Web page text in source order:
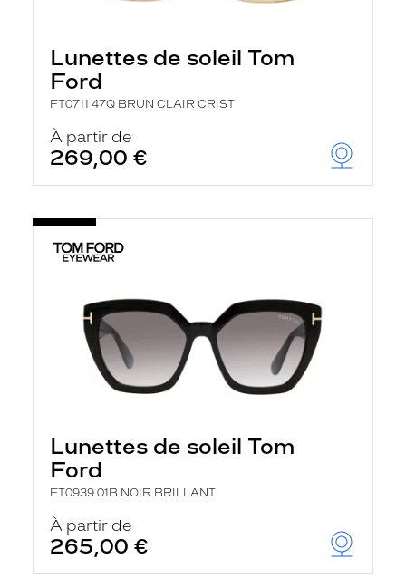
Lunettes de soleil Tom
Ford
FT0711 47Q BRUN CLAIR CRIST
À partir de
269,00 €
Lunettes de soleil Tom
Ford
FT0939 01B NOIR BRILLANT
À partir de
265,00 €